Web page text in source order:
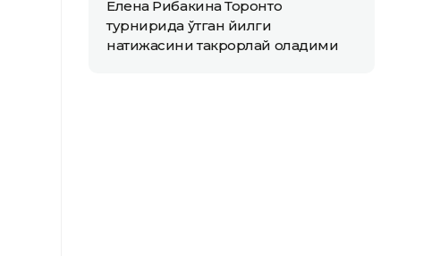
Елена Рибакина Торонто
турнирида ўтган йилги
натижасини такрорлай оладими